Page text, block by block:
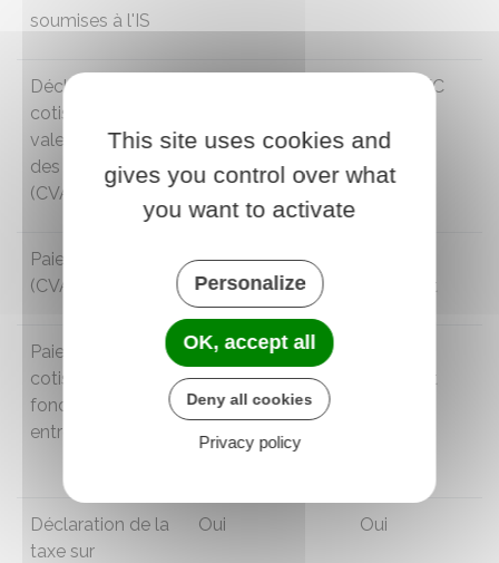
soumises à l'IS
Déclaration de la
cotisation sur la
valeur ajoutée
des entreprises
(CVAE)
EDI-TDFC
Paiement de la
(CVAE)
Oui
paiement
Paiement de la
cotisation
foncière des
entreprises (
Télérèglement,
prélèvement à
l'échéance ou
prélèvement
mensuel
paiement
Déclaration de la
taxe sur
Oui Oui
This site uses cookies and
gives you control over what
you want to activate
Personalize
OK, accept all
Deny all cookies
Privacy policy